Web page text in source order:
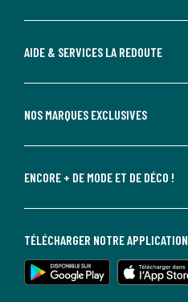
AIDE & SERVICES LA REDOUTE
NOS MARQUES EXCLUSIVES
ENCORE + DE MODE ET DE DÉCO !
TÉLÉCHARGER NOTRE APPLICATION